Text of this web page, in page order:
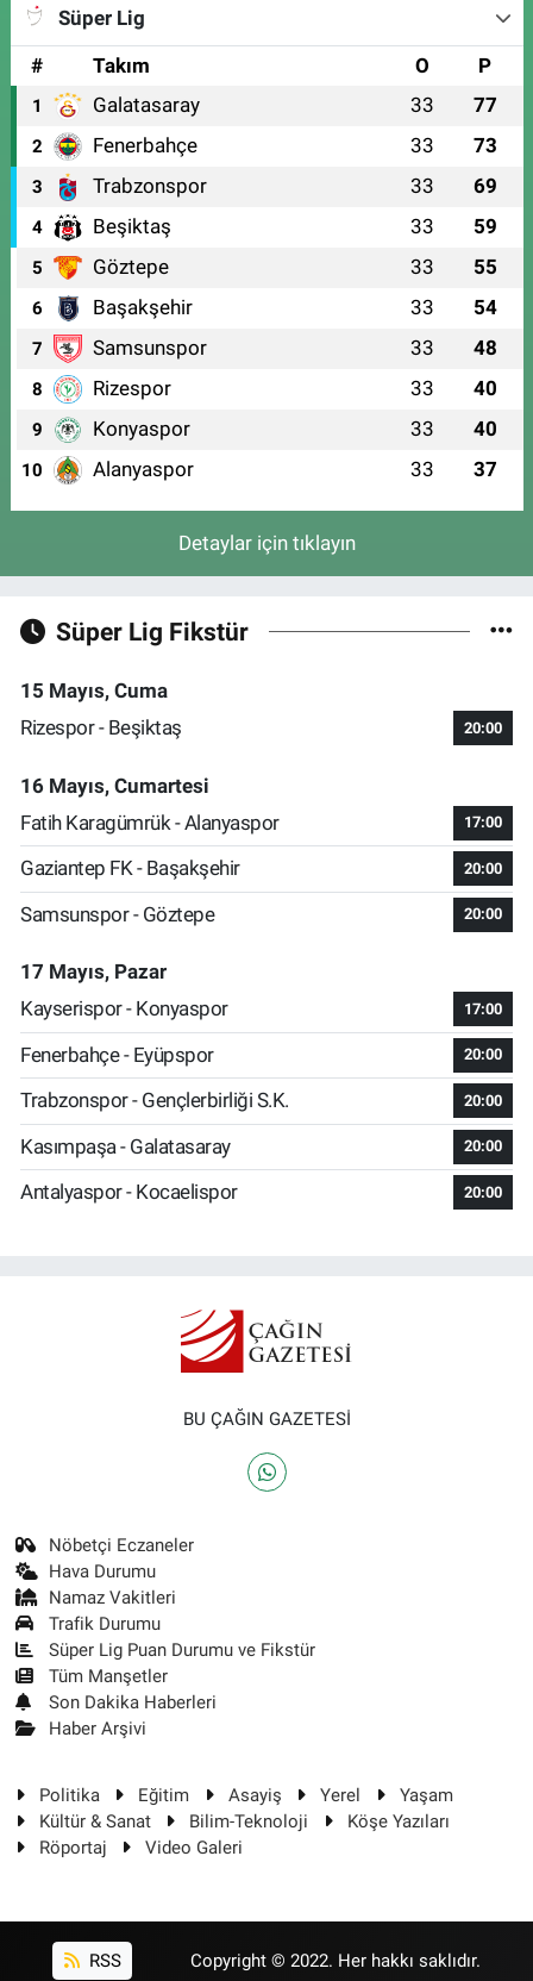
Süper Lig
#
Takım O P
1 Galatasaray 33 77
2 Fenerbahçe 33 73
3 Trabzonspor 33 69
4 Beşiktaş 33 59
5 Göztepe 33 55
6 Başakşehir 33 54
7 Samsunspor 33 48
8 Rizespor 33 40
9 Konyaspor 33 40
10 Alanyaspor 33 37
Detaylar için tıklayın
Süper Lig Fikstür
15 Mayıs, Cuma
Rizespor - Beşiktaş
20:00
16 Mayıs, Cumartesi
Fatih Karagümrük - Alanyaspor
17:00
Gaziantep FK - Başakşehir 20:00
Samsunspor - Göztepe 20:00
17 Mayıs, Pazar
Kayserispor - Konyaspor
17:00
Fenerbahçe - Eyüpspor 20:00
Trabzonspor - Gençlerbirliği S.K. 20:00
Kasımpaşa - Galatasaray 20:00
Antalyaspor - Kocaelispor 20:00
BU ÇAĞIN GAZETESİ
Nöbetçi Eczaneler
Hava Durumu
Namaz Vakitleri
Trafik Durumu
Süper Lig Puan Durumu ve Fikstür
Tüm Manşetler
Son Dakika Haberleri
Haber Arşivi
Politika Eğitim Asayiş Yerel
Yaşam
Kültür & Sanat
Bilim-Teknoloji
Köşe Yazıları
Röportaj
Video Galeri
RSS Copyright © 2022. Her hakkı saklıdır.